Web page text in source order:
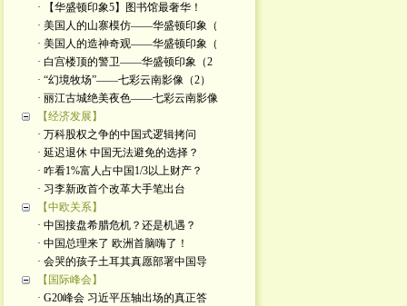
· 【华盛顿印象5】图书馆最奢华！
· 美国人的山寨模仿——华盛顿印象（
· 美国人的造神奇观——华盛顿印象（
· 白宫楼顶的警卫——华盛顿印象（2
· “幻境牧场”——七彩云南影像（2）
· 丽江古城绝美夜色——七彩云南影像
【经济发展】
· 万科股权之争的中国式逻辑拷问
· 延迟退休 中国无法避免的选择？
· 咋看1%富人占中国1/3以上财产？
· 习李新政首个改革大手笔出台
【中欧关系】
· 中国接盘希腊危机？还是机遇？
· 中国总理来了 欧洲首脑嗨了！
· 会哭的孩子土耳其真愿部署中国导
【国际峰会】
· G20峰会 习近平压轴出场的真正答